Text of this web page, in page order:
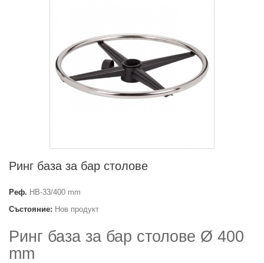
Ринг база за бар столове
Реф. HB-33/400 mm
Състояние: Нов продукт
Ринг база за бар столове Ø 400
mm